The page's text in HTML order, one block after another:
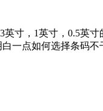
寸，1英寸，0.5英寸
一点如何选择条码不